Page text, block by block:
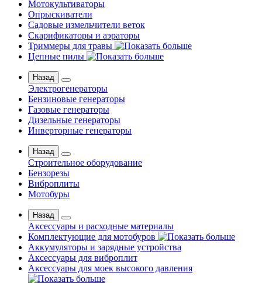
Мотокультиваторы
Опрыскиватели
Садовые измельчители веток
Скарификаторы и аэраторы
Триммеры для травы
Цепные пилы
Назад
Электрогенераторы
Бензиновые генераторы
Газовые генераторы
Дизельные генераторы
Инверторные генераторы
Назад
Строительное оборудование
Бензорезы
Виброплиты
Мотобуры
Назад
Аксессуары и расходные материалы
Комплектующие для мотобуров
Аккумуляторы и зарядные устройства
Аксессуары для виброплит
Аксессуары для моек высокого давления